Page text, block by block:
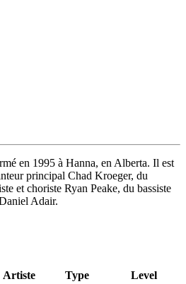
en 1995 à Hanna, en Alberta. Il est
principal Chad Kroeger, du
et choriste Ryan Peake, du bassiste
Adair.
Artiste Type
Level